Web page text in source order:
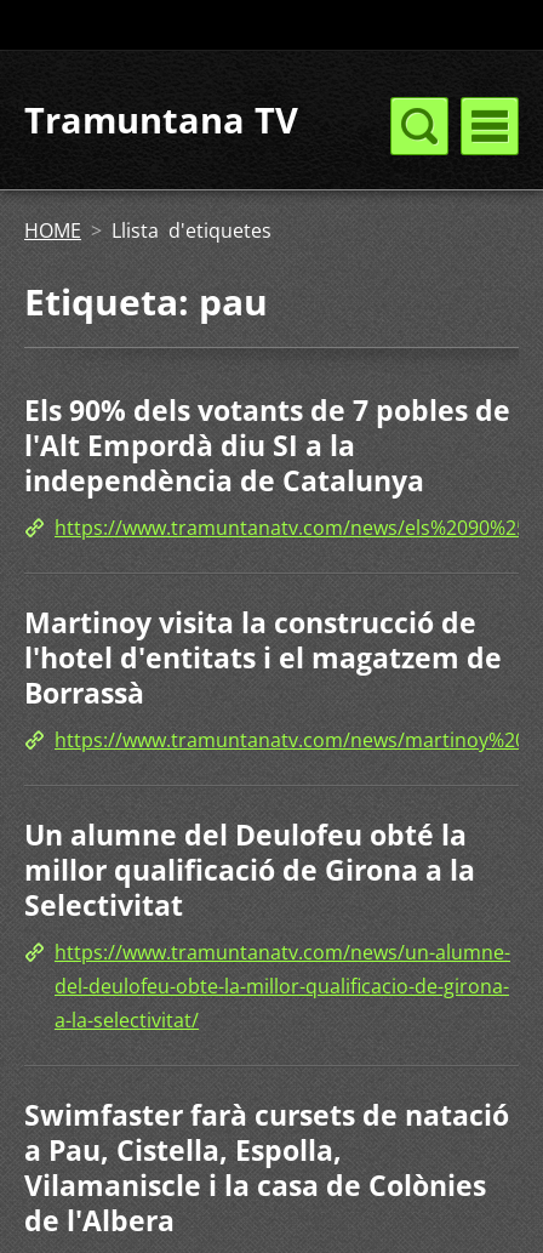
Tramuntana TV
HOME > Llista d'etiquetes
Etiqueta: pau
Els 90% dels votants de 7 pobles de
l'Alt Empordà diu SI a la
independència de Catalunya
https://www.tramuntanatv.com/news/
Martinoy visita la construcció de
l'hotel d'entitats i el magatzem de
Borrassà
https://www.tramuntanatv.com/news/
Un alumne del Deulofeu obté la
millor qualificació de Girona a la
Selectivitat
https://www.tramuntanatv.com/news/un-alumne-
del-deulofeu-obte-la-millor-qualificacio-de-girona-
a-la-selectivitat/
Swimfaster farà cursets de natació
a Pau, Cistella, Espolla,
Vilamaniscle i la casa de Colònies
de l'Albera